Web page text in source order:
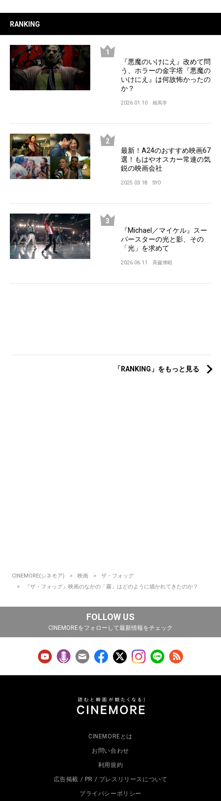
RANKING
『悪魔のいけにえ』改めて問
う、ホラーの金字塔『悪魔の
いけにえ』は何故怖かったの
か？
2026.01.10 相馬学
最新！A24のおすすめ映画67
選！もはやオスカー常連の気
鋭の映画会社
2025.03.18 SYO
『Michael／マイケル』スー
パースターの光と影、その
「光」を求めて
2026.06.11 斉藤博昭
「RANKING」をもっと見る
CINEMORE(シネモア) 映画
ザ・フォッグ
『ザ・フォッグ』映画のなかの「霧」はどのように描かれてきたのか？
FOLLOW US
CINEMOREをフォローして最新情報をチェック
CINEMOREとは
お問い合わせ
利用規約
広告掲載 / PR / プレスリリースについて
プライバシーポリシー